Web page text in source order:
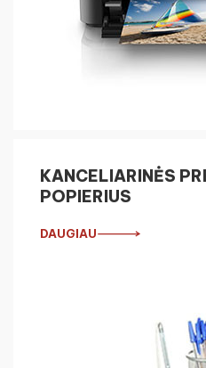
KANCELIARINĖS
POPIERIUS
DAUGIAU